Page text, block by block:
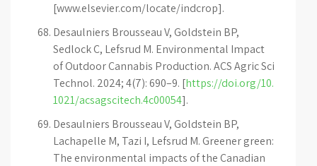
[www.elsevier.com/locate/indcrop].
Desaulniers Brousseau V, Goldstein BP,
Sedlock C, Lefsrud M. Environmental Impact
of Outdoor Cannabis Production. ACS Agric Sci
Technol. 2024; 4(7): 690–9. [https://doi.org/10.
1021/acsagscitech.4c00054].
Desaulniers Brousseau V, Goldstein BP,
Lachapelle M, Tazi I, Lefsrud M. Greener green:
The environmental impacts of the Canadian